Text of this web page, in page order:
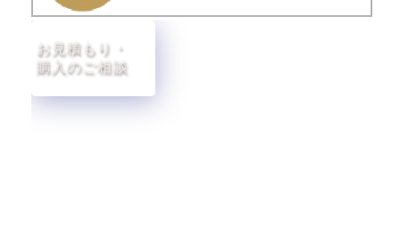
お見積もり・
購入のご相談